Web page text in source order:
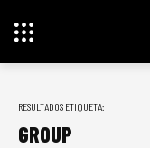
RESULTADOS ETIQUETA:
GROUP